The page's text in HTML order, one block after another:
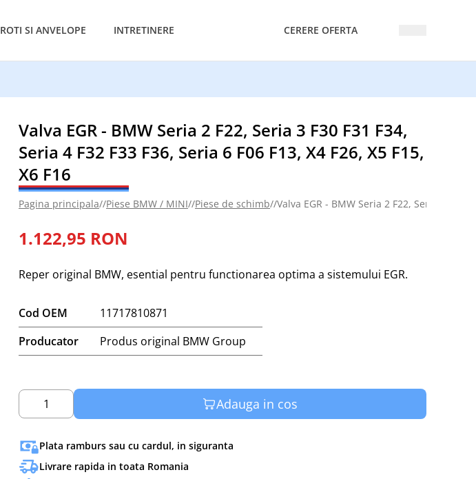
ROTI SI ANVELOPE INTRETINERE CERERE OFERTA
Valva EGR - BMW Seria 2 F22, Seria 3 F30 F31 F34,
Seria 4 F32 F33 F36, Seria 6 F06 F13, X4 F26, X5 F15,
X6 F16
Pagina principala//Piese BMW / MINI//Piese de schimb//Valva EGR - BMW Seria 2 F22, Seria 3 F30
1.122,95 RON
Reper original BMW, esential pentru functionarea optima a sistemului EGR.
Cod OEM
11717810871
Producator
Produs original BMW Group
1 Adauga in cos
Plata ramburs sau cu cardul, in siguranta
Livrare rapida in toata Romania